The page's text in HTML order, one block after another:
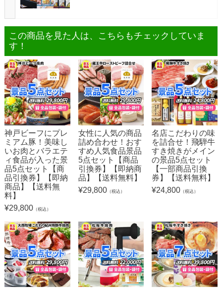
この商品を見た人は、こちらもチェックしていま
す！
神戸ビーフにプレ
ミアム豚！美味し
いお肉とバラエテ
ィ食品が入った景
品5点セット【商
品引換券】【即納
商品】【送料無
料】
¥29,800（税込）
女性に人気の商品
詰め合わせ！おす
すめ人気食品景品
5点セット【商品
引換券】【即納商
品】【送料無料】
¥29,800（税込）
名店こだわりの味
を詰合せ！飛騨牛
すき焼きがメイン
の景品5点セット
【一部商品引換
券】【送料無料】
¥24,800 （税込）